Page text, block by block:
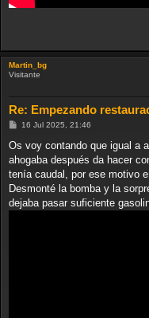
Martin_bg
Visitante
Re: Empezando
M
n
a
j
16 Jul 2025, 21:46
Os voy contando que igual a
ahogaba después da hacer
tenía caudal, por ese motivo
Desmonté la bomba y la
dejaba pasar suficiente